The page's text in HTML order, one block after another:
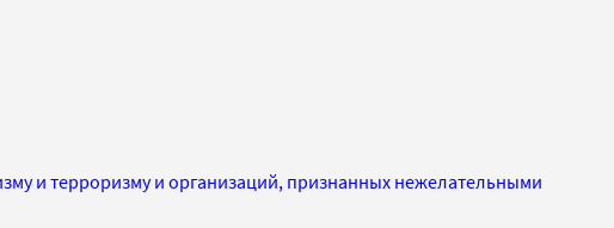
и терроризму и организаций, признанных нежелательными